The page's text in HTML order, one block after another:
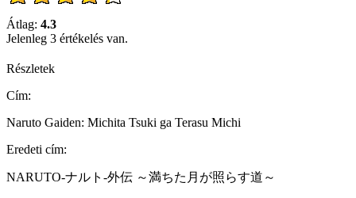
Átlag: 4.3
Jelenleg 3 értékelés van.
Részletek
Cím:
Naruto Gaiden: Michita Tsuki ga Terasu Michi
Eredeti cím:
NARUTO-ナルト-外伝 ～満ちた月が照らす道～